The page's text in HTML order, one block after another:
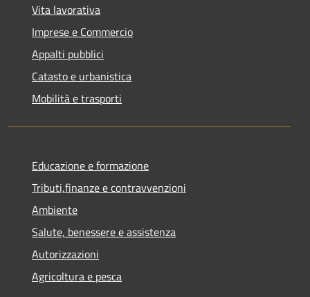
Vita lavorativa
Imprese e Commercio
Appalti pubblici
Catasto e urbanistica
Mobilità e trasporti
Educazione e formazione
Tributi,finanze e contravvenzioni
Ambiente
Salute, benessere e assistenza
Autorizzazioni
Agricoltura e pesca